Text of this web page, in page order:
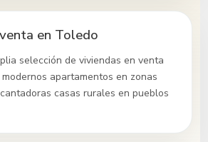
en Toledo
selección de viviendas en venta
apartamentos en zonas
casas rurales en pueblos